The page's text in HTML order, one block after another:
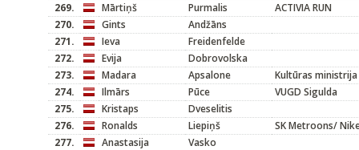
269.
Mārtiņš Purmalis
ACTIVIA RUN
270.
Gints
Andžāns
271.
Ieva
Freidenfelde
272.
Evija
Dobrovolska
273.
Madara Apsalone
Kultūras ministrija
274.
Ilmārs Pūce
VUGD Sigulda
275.
Kristaps
Dveselitis
276.
Ronalds Liepiņš
SK Metroons/
277.
Anastasija
Vasko